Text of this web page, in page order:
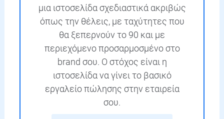
μια ιστοσελίδα σχεδιαστικά ακριβώς
όπως την θέλεις, με ταχύτητες που
θα ξεπερνούν το 90 και με
περιεχόμενο προσαρμοσμένο στο
brand σου. Ο στόχος είναι η
ιστοσελίδα να γίνει το βασικό
εργαλείο πώλησης στην εταιρεία
σου.